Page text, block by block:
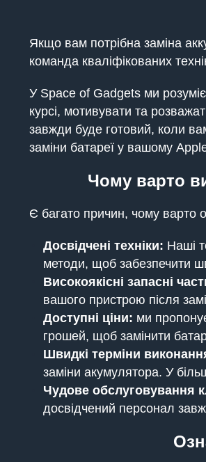
Якщо вам потрібна заміна
команда кваліфікованих
У Space of Gadgets ми
курсі, мотивувати та
завжди буде готовий, коли
заміни батареї у вашому
Чому варто
Є багато причин, чому варто
Досвідчені техніки: Наші
методи, щоб забезпечити
Високоякісні запасні
вашого пристрою після
Доступні ціни: ми
грошей, щоб замінити
Швидкі терміни
заміни акумулятора. У
Чудове обслуговування
досвідчений персонал